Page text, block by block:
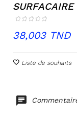
Prix
38,003 TND
Liste de souhaits